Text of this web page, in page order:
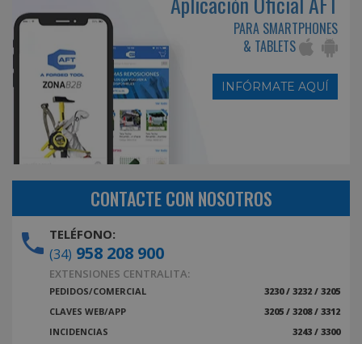
PARA SMARTPHONES
& TABLETS
INFÓRMATE AQUÍ
CONTACTE CON NOSOTROS
TELÉFONO:
(34) 958 208 900
EXTENSIONES CENTRALITA:
PEDIDOS/COMERCIAL
3230 / 3232 / 3205
CLAVES WEB/APP
3205 / 3208 / 3312
INCIDENCIAS
3243 / 3300